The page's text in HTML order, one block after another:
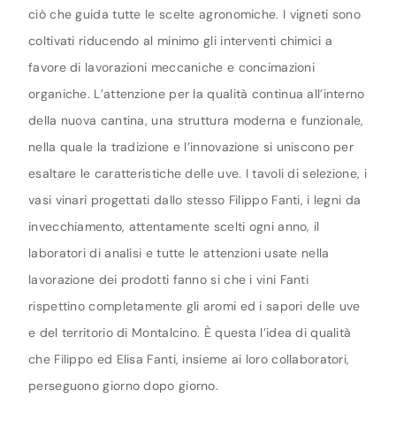
ciò che guida tutte le scelte agronomiche. I vigneti sono
coltivati riducendo al minimo gli interventi chimici a
favore di lavorazioni meccaniche e concimazioni
organiche. L’attenzione per la qualità continua all’interno
della nuova cantina, una struttura moderna e funzionale,
nella quale la tradizione e l’innovazione si uniscono per
esaltare le caratteristiche delle uve. I tavoli di selezione, i
vasi vinari progettati dallo stesso Filippo Fanti, i legni da
invecchiamento, attentamente scelti ogni anno, il
laboratori di analisi e tutte le attenzioni usate nella
lavorazione dei prodotti fanno si che i vini Fanti
rispettino completamente gli aromi ed i sapori delle uve
e del territorio di Montalcino. È questa l’idea di qualità
che Filippo ed Elisa Fanti, insieme ai loro collaboratori,
perseguono giorno dopo giorno.